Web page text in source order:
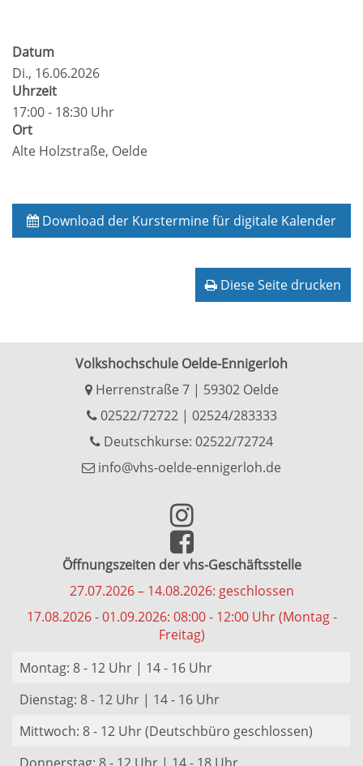
Datum
Di., 16.06.2026
Uhrzeit
17:00 - 18:30 Uhr
Ort
Alte Holzstraße, Oelde
Download der Kurstermine für digitale Kalender
Diese Seite drucken
Volkshochschule Oelde-Ennigerloh
Herrenstraße 7 | 59302 Oelde
02522/72722| 02524/283333
Deutschkurse: 02522/72724
info@vhs-oelde-ennigerloh.de
Öffnungszeiten der vhs-Geschäftsstelle
27.07.2026 – 14.08.2026: geschlossen
17.08.2026 - 01.09.2026: 08:00 - 12:00 Uhr (Montag -
Freitag)
Montag: 8 - 12 Uhr | 14 - 16 Uhr
Dienstag: 8 - 12 Uhr | 14 - 16 Uhr
Mittwoch: 8 - 12 Uhr (Deutschbüro geschlossen)